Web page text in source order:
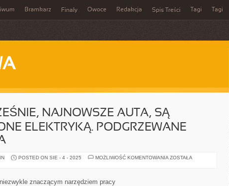
Bramkarz Finały Owoce Redakcja Spis Treści Tagi Tagi
NAJNOWSZE AUTA, SĄ
ELEKTRYKĄ. PODGRZEWANE
POSTED ON SIE - 4 - 2025 MOŻLIWOŚĆ KOMENTOWANIA WSPÓŁCZEŚNIE,
ZOSTAŁA
znaczącym narzędziem pracy